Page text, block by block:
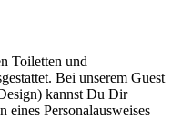
Toiletten und
Bei unserem Guest
kannst Du Dir
eines Personalausweises